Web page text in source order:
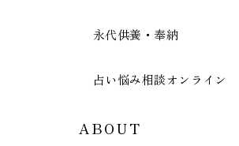
永代供養・奉納
占い悩み相談オンライン
ABOUT